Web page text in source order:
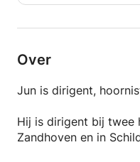
Over
Jun is dirigent,
Hij is dirigent bij twee
Zandhoven en in